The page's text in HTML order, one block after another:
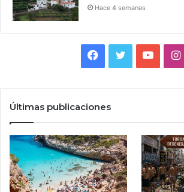
Hace 4 semanas
Facebook
Twitter
Últimas publicaciones